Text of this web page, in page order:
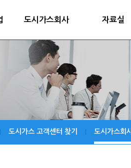
도시가스회사 자료실
도시가스 고객센터 찾기 도시가스회